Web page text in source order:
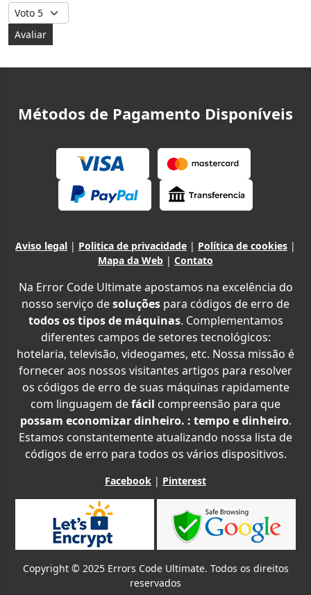
Avalie, por favor
Métodos de Pagamento Disponíveis
Aviso legal | Politica de privacidade | Política de cookies |
Mapa da Web | Contato
Na Error Code Ultimate apostamos na excelência do
nosso serviço desoluções para códigos de erro de
todos os tipos de máquinas. Complementamos
diferentes campos de setores tecnológicos:
hotelaria, televisão, videogames, etc. Nossa missão é
fornecer aos nossos visitantes artigos para resolver
os códigos de erro de suas máquinas rapidamente
com linguagem defácil compreensão para que
possam economizar dinheiro. : tempo e dinheiro.
Estamos constantemente atualizando nossa lista de
códigos de erro para todos os vários dispositivos.
Facebook | Pinterest
Copyright © 2025 Errors Code Ultimate. Todos os direitos
reservados